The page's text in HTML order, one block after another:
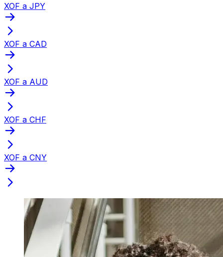
XOF a JPY
XOF a CAD
XOF a AUD
XOF a CHF
XOF a CNY